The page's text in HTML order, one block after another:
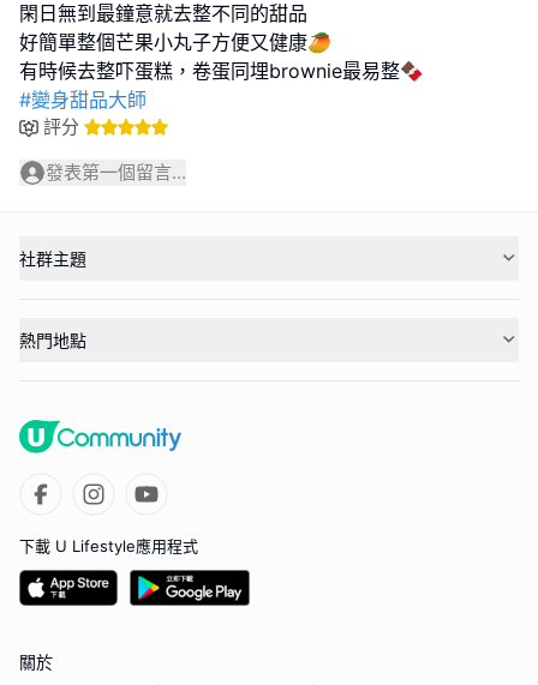
閑日無到最鐘意就去整不同的甜品
好簡單整個芒果小丸子方便又健康🥭
#變身甜品大師
評分
發表第一個留言...
社群主題
熱門地點
下載 U Lifestyle應用程式
關於